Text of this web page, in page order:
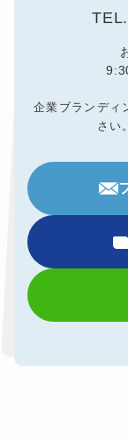
TEL.
企業ブランディ
さい。